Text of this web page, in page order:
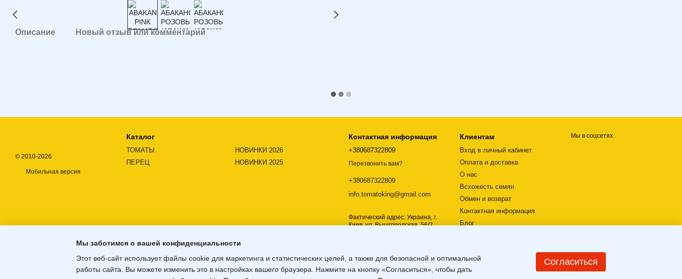
Описание Новый отзыв или комментарий
© 2010-2026
Мобильная версия
Каталог
ТОМАТЫ
ПЕРЕЦ
НОВИНКИ 2026
НОВИНКИ 2025
Контактная информация
+380687322809
Перезвонить вам?
+380687322809
info.tomatoking@gmail.com
Фактический адрес: Украина, г.
Киев, ул. Вышгородская, 56/2,
Клиентам
Вход в личный кабинет
Оплата и доставка
О нас
Всхожесть семян
Обмен и возврат
Контактная информация
Блог
Карта сайта
Мы в соцсетях
Мы заботимся о вашей конфиденциальности
Этот веб-сайт использует файлы cookie для маркетинга и статистических целей, а также для безопасной и оптимальной
работы сайта. Вы можете изменить это в настройках вашего браузера. Нажмите на кнопку «Согласиться», чтобы дать
Согласиться